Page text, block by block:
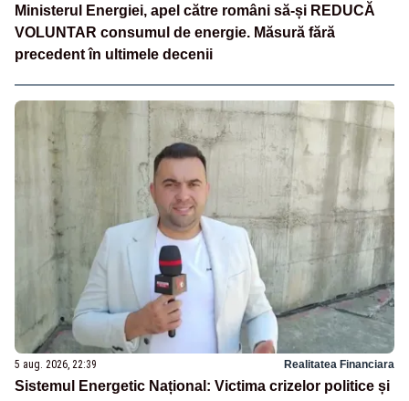
Ministerul Energiei, apel către români să-și REDUCĂ
VOLUNTAR consumul de energie. Măsură fără
precedent în ultimele decenii
5 aug. 2026, 22:39 Realitatea Financiara
Sistemul Energetic Național: Victima crizelor politice și